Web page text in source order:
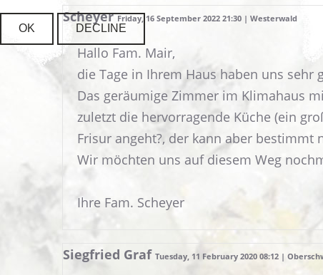
ScheyerFriday, 16 September 2022 21:30 | Westerwald
Hallo Fam. Mair,
die Tage in Ihrem Haus haben uns
Das geräumige Zimmer im Klimahaus
zuletzt die hervorragende Küche (ein
Frisur angeht?, der kann aber bestimmt
Wir möchten uns auf diesem Weg
Ihre Fam. Scheyer
Siegfried Graf Tuesday, 11 February 2020 08:12 |
OK DECLINE